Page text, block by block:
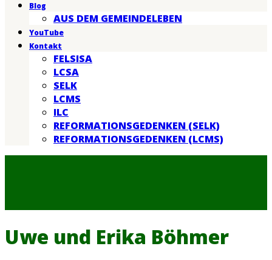
Blog
AUS DEM GEMEINDELEBEN
YouTube
Kontakt
FELSISA
LCSA
SELK
LCMS
ILC
REFORMATIONSGEDENKEN (SELK)
REFORMATIONSGEDENKEN (LCMS)
Uwe und Erika Böhmer